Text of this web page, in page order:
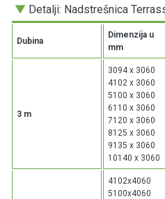
▼ Detalji: Nadstrešnica
Dubina
Dimenzija u
mm
3 m
3094 x 3060
4102 x 3060
5100 x 3060
6110 x 3060
7120 x 3060
8125 x 3060
9135 x 3060
10140 x 3060
4102x4060
5100x4060